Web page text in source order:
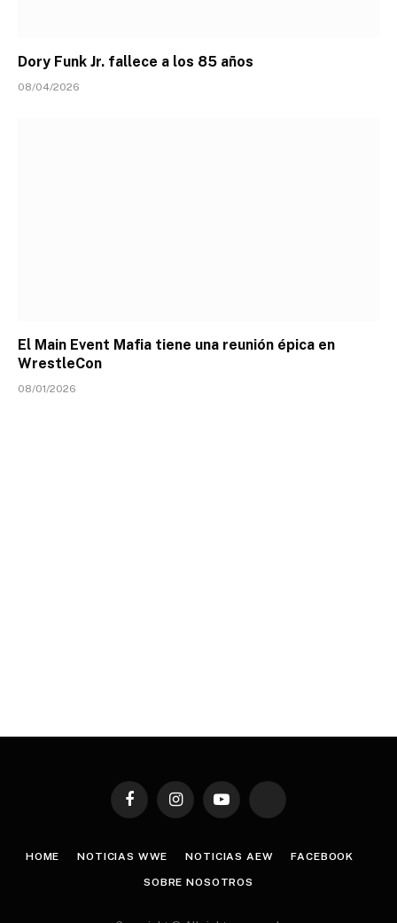
Dory Funk Jr. fallece a los 85 años
08/04/2026
El Main Event Mafia tiene una reunión épica en
WrestleCon
08/01/2026
FacebookInstagramYouTube TikTok
HOME NOTICIAS WWE NOTICIAS AEW FACEBOOK
SOBRE NOSOTROS